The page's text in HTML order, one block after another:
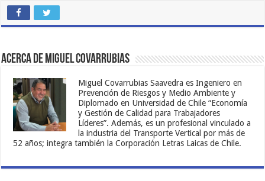
Acerca de Miguel Covarrubias
Miguel Covarrubias Saavedra es Ingeniero en
Prevención de Riesgos y Medio Ambiente y
Diplomado en Universidad de Chile “Economía
y Gestión de Calidad para Trabajadores
Líderes”. Además, es un profesional vinculado a
la industria del Transporte Vertical por más de
52 años; integra también la Corporación Letras Laicas de Chile.